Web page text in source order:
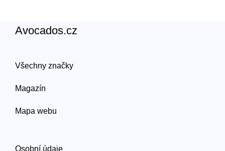
Avocados.cz
Všechny značky
Magazín
Mapa webu
Osobní údaje